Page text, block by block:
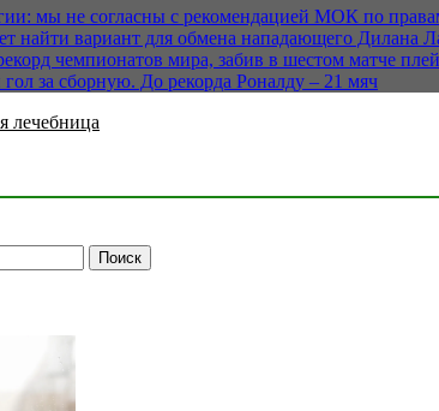
мы не согласны с рекомендацией МОК по
найти вариант для обмена нападающего Дилана
чемпионатов мира, забив в шестом матче
за сборную. До рекорда Роналду – 21 мяч
лечебница